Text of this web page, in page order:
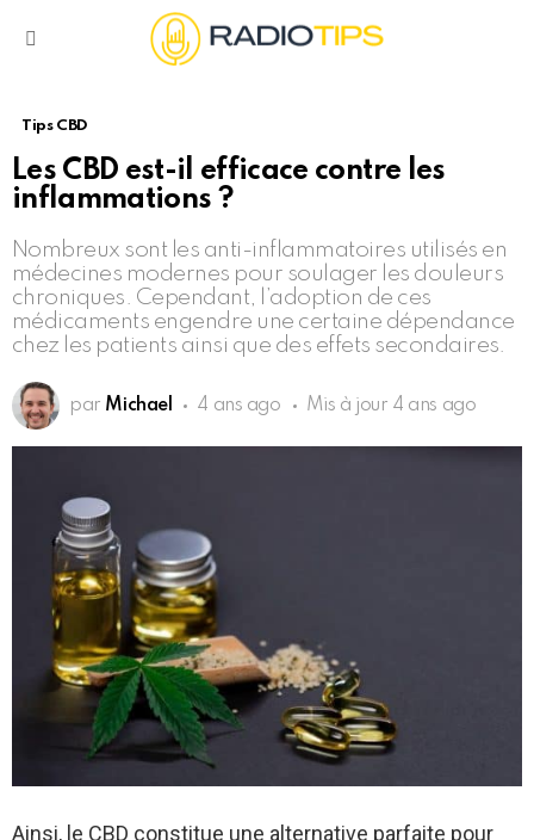
Tips CBD
Les CBD est-il efficace contre les
inflammations ?
Nombreux sont les anti-inflammatoires utilisés en
médecines modernes pour soulager les douleurs
chroniques. Cependant, l’adoption de ces
médicaments engendre une certaine dépendance
chez les patients ainsi que des effets secondaires.
par Michael 4 ans ago Mis à jour 4 ans ago
Ainsi, le CBD constitue une alternative parfaite pour